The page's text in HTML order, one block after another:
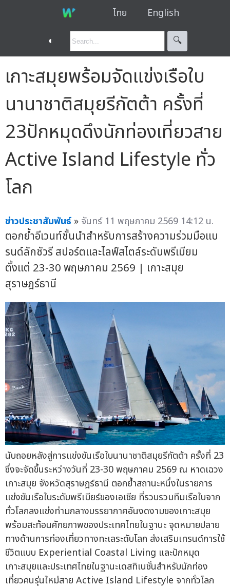
ไทย English
◐ 🔍︎
เกาะสมุยพร้อมจัดแข่งเรือใบ
นานาชาติสมุยรีกัตต้า ครั้งที่
23ปักหมุดดึงนักท่องเที่ยวสาย
Active Island Lifestyle ทั่ว
โลก
ข่าวประชาสัมพันธ์ » จันทร์ 11 พฤษภาคม 2569 14:12 น.
ตอกย้ำอีเวนท์ชั้นนำสำหรับการสร้างความร่วมมือแบ
รนด์ลักชัวรี สปอร์ตและไลฟ์สไตล์ระดับพรีเมียม
ตั้งแต่ 23-30 พฤษภาคม 2569 | เกาะสมุย
สุราษฎร์ธานี
นับถอยหลังสู่การแข่งขันเรือใบนานาชาติสมุยรีกัตต้า ครั้งที่ 23
ซึ่งจะจัดขึ้นระหว่างวันที่ 23-30 พฤษภาคม 2569 ณ หาดเฉวง
เกาะสมุย จังหวัดสุราษฎร์ธานี ตอกย้ำสถานะหนึ่งในรายการ
แข่งขันเรือใบระดับพรีเมียร์ของเอเชีย ที่รวบรวมทีมเรือใบจาก
ทั่วโลกลงแข่งท่ามกลางบรรยากาศอันงดงามของเกาะสมุย
พร้อมสะท้อนศักยภาพของประเทศไทยในฐานะ จุดหมายปลาย
ทางด้านการท่องเที่ยวทางทะเลระดับโลก ส่งเสริมเทรนด์การใช้
ชีวิตแบบ Experiential Coastal Living และปักหมุด
เกาะสมุยและประเทศไทยในฐานะเดสทิเนชั่นสำหรับนักท่อง
เที่ยวคนรุ่นใหม่สาย Active Island Lifestyle จากทั่วโลก